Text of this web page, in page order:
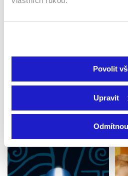
Povolit
Upravit
skupiny LAMA ENERGY
17 Obchodních podmínek.
Podobné